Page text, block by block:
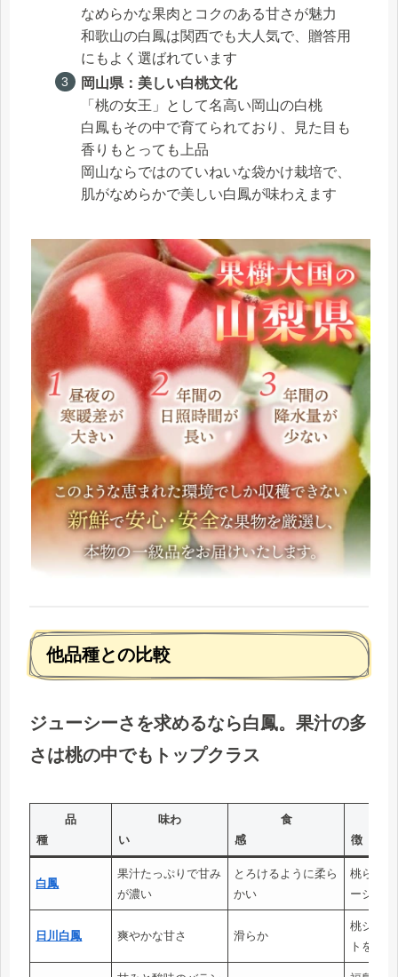
なめらかな果肉とコクのある甘さが魅力
和歌山の白鳳は関西でも大人気で、贈答用
にもよく選ばれています
岡山県：美しい白桃文化
「桃の女王」として名高い岡山の白桃
白鳳もその中で育てられており、見た目も
香りもとっても上品
岡山ならではのていねいな袋かけ栽培で、
肌がなめらかで美しい白鳳が味わえます
他品種との比較
ジューシーさを求めるなら白鳳。果汁の多
さは桃の中でもトップクラス
品
種
味わ
い
食
感
白鳳
果汁たっぷりで甘み
が濃い
とろけるように柔ら
かい
桃らし
ーシー
日川白鳳 爽やかな甘さ 滑らか
桃シー
トを飾